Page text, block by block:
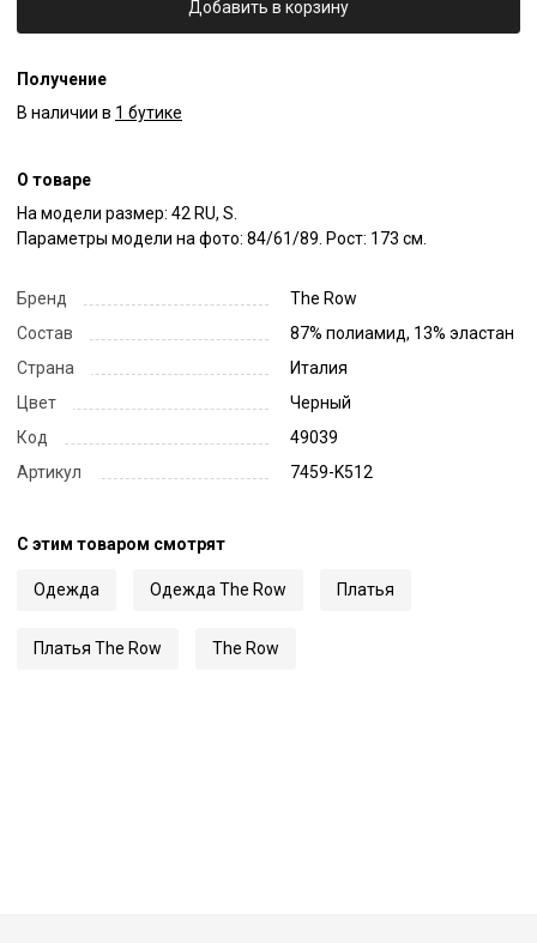
Добавить в корзину
Получение
В наличии в 1 бутике
О товаре
На модели размер: 42 RU, S.
Параметры модели на фото: 84/61/89. Рост: 173 см.
Бренд
The Row
Состав
87% полиамид, 13% эластан
Страна
Италия
Цвет
Черный
Код
49039
Артикул
7459-K512
С этим товаром смотрят
Одежда Одежда The Row Платья
Платья The Row The Row